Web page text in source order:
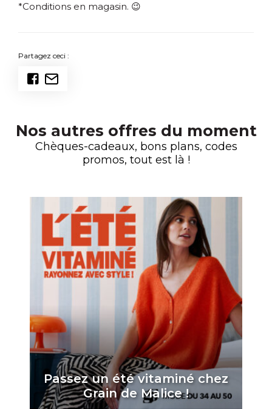
*Conditions en magasin. 😉
Partagez ceci :
Nos autres offres du moment
Chèques-cadeaux, bons plans, codes
promos, tout est là !
Passez un été vitaminé chez
Grain de Malice !